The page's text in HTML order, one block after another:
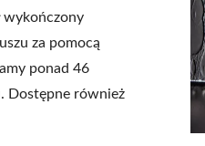
wykończony
za pomocą
ponad 46
Dostępne również